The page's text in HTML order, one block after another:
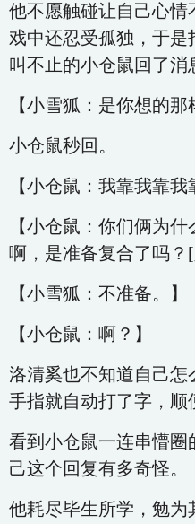
他不愿触碰让自己心
戏中还忍受孤独，于是
叫不止的小仓鼠回了消
【小雪狐：是你想的那
小仓鼠秒回。
【小仓鼠：我靠我靠
【小仓鼠：你们俩为
啊，是准备复合了吗？[
【小雪狐：不准备。】
【小仓鼠：啊？】
洛清奚也不知道自己怎
手指就自动打了字，顺
看到小仓鼠一连串懵圈
己这个回复有多奇怪。
他耗尽毕生所学，勉为